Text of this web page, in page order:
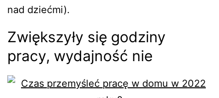
nad dziećmi).
Zwiększyły się godziny
pracy, wydajność nie